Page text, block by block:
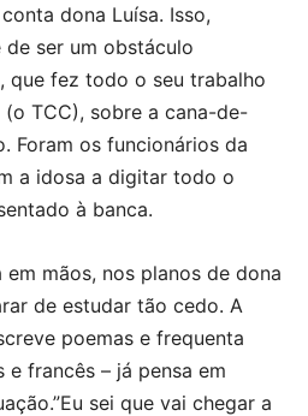
dona Luísa. Isso,
ser um obstáculo
que fez todo o seu trabalho
TCC), sobre a cana-de-
Foram os funcionários da
a idosa a digitar todo o
à banca.
mãos, nos planos de dona
de estudar tão cedo. A
poemas e frequenta
e francês – já pensa em
sei que vai chegar a